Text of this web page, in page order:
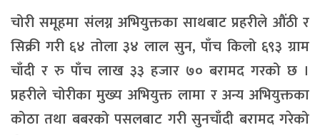
चोरी समूहमा संलग्न अभियुक्तका साथबाट प्रहरीले औंठी र
सिक्री गरी ६४ तोला ३४ लाल सुन, पाँच किलो ६९३ ग्राम
चाँदी र रु पाँच लाख ३३ हजार ७० बरामद गरको छ ।
प्रहरीले चोरीका मुख्य अभियुक्त लामा र अन्य अभियुक्तका
कोठा तथा बबरको पसलबाट गरी सुनचाँदी बरामद गरेको